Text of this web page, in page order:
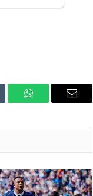
WhatsAppEmail